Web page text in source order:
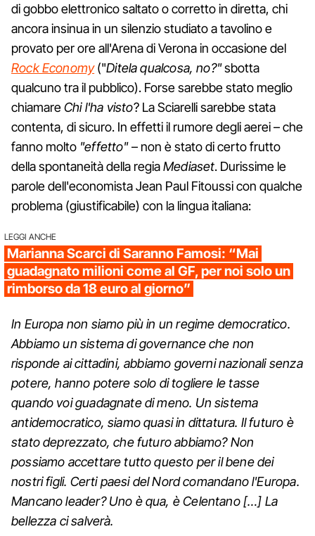
di gobbo elettronico saltato o corretto in diretta, chi
ancora insinua in un silenzio studiato a tavolino e
provato per ore all'Arena di Verona in occasione del
Rock Economy("Ditela qualcosa, no?"sbotta
qualcuno tra il pubblico). Forse sarebbe stato meglio
chiamareChi l'ha visto? La Sciarelli sarebbe stata
contenta, di sicuro. In effetti il rumore degli aerei – che
fanno molto "effetto"– non è stato di certo frutto
della spontaneità della regiaMediaset. Durissime le
parole dell'economista Jean Paul Fitoussi con qualche
problema (giustificabile) con la lingua italiana:
LEGGI ANCHE
Marianna Scarci di Saranno Famosi: “Mai
guadagnato milioni come al GF, per noi solo un
rimborso da 18 euro al giorno”
In Europa non siamo più in un regime democratico.
Abbiamo un sistema di governance che non
risponde ai cittadini, abbiamo governi nazionali senza
potere, hanno potere solo di togliere le tasse
quando voi guadagnate di meno. Un sistema
antidemocratico, siamo quasi in dittatura. Il futuro è
stato deprezzato, che futuro abbiamo? Non
possiamo accettare tutto questo per il bene dei
nostri figli. Certi paesi del Nord comandano l'Europa.
Mancano leader? Uno è qua, è Celentano […] La
bellezza ci salverà.